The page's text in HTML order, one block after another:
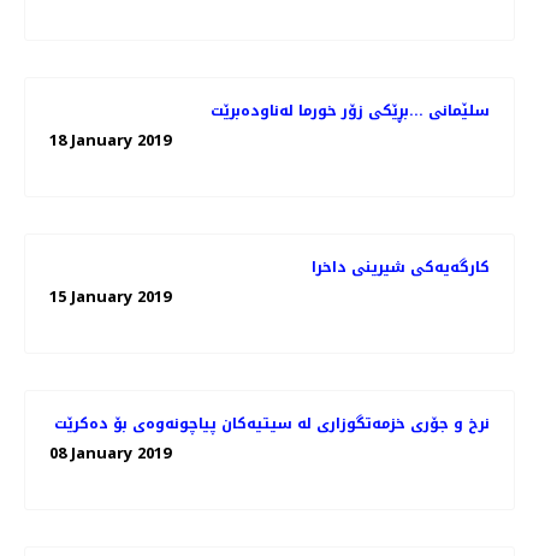
سلێمانی ...بڕێكی زۆر خورما له‌ناوده‌برێت
18 January 2019
كارگه‌یه‌كی شیرینی داخرا
15 January 2019
08 January 2019